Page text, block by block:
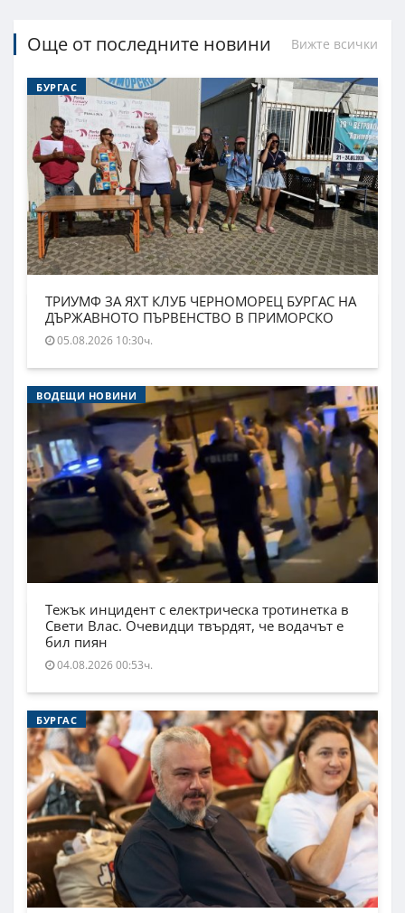
Още от последните новини Вижте всички
БУРГАС
ТРИУМФ ЗА ЯХТ КЛУБ ЧЕРНОМОРЕЦ БУРГАС НА
ДЪРЖАВНОТО ПЪРВЕНСТВО В ПРИМОРСКО
05.08.2026 10:30ч.
ВОДЕЩИ НОВИНИ
Тежък инцидент с електрическа тротинетка в
Свети Влас. Очевидци твърдят, че водачът е
бил пиян
04.08.2026 00:53ч.
БУРГАС